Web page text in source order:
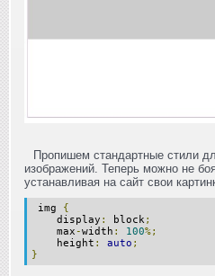
Пропишем стандартные стили
изображений. Теперь можно не
устанавливая на сайт свои
img {
display : block;
max -width : 100%;
height : auto ;
}